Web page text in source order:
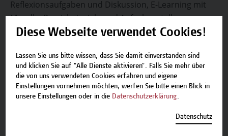
Reflexionsaufgaben und Diskussion, E-Learning mit
Moodle, Praxisbeispiele und Aufgabenstellungen.
Die Journal Clubs werden in der KW42 und KW43 im
Zeitraum von Montag bis Freitag ab 15.30 Uhr und
Samstag ab 09.00 Uhr stattfinden. Die Anmeldung
Diese Webseite verwendet Cookies!
Lassen Sie uns bitte wissen, dass Sie damit einverstanden sind
und klicken Sie auf "Alle Dienste aktivieren". Falls Sie mehr über
die von uns verwendeten Cookies erfahren und eigene
Einstellungen vornehmen möchten, werfen Sie bitte einen Blick in
unsere Einstellungen oder in die Datenschutzerklärung.
Datenschutz